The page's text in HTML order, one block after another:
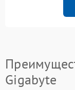
Gigabyte